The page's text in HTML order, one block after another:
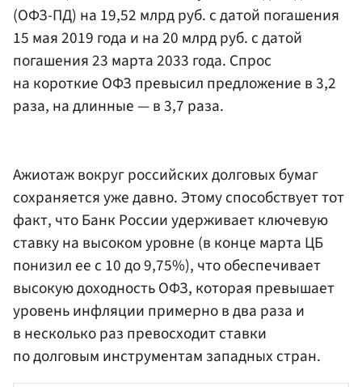
(ОФЗ-ПД) на 19,52 млрд руб. с датой погашения
15 мая 2019 года и на 20 млрд руб. с датой
погашения 23 марта 2033 года. Спрос
на короткие ОФЗ превысил предложение в 3,2
раза, на длинные — в 3,7 раза.
Ажиотаж вокруг российских долговых бумаг
сохраняется уже давно. Этому способствует тот
факт, что Банк России удерживает ключевую
ставку на высоком уровне (в конце марта ЦБ
понизил ее с 10 до 9,75%), что обеспечивает
высокую доходность ОФЗ, которая превышает
уровень инфляции примерно в два раза и
в несколько раз превосходит ставки
по долговым инструментам западных стран.